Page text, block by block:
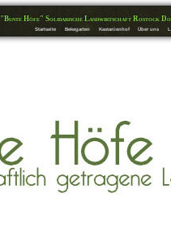
"Bunte Höfe" Solidarische Landwirtschaft Rostock
Startseite Bekegarten Kastanienhof Über uns